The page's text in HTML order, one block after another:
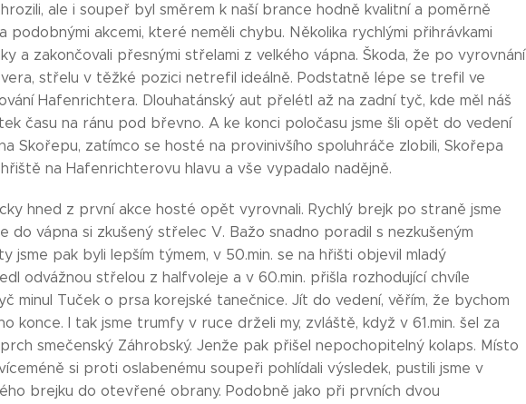
ale i soupeř byl směrem k naší brance hodně kvalitní a poměrně
podobnými akcemi, které neměli chybu. Několika rychlými přihrávkami
a zakončovali přesnými střelami z velkého vápna. Škoda, že po vyrovnání
střelu v těžké pozici netrefil ideálně. Podstatně lépe se trefil ve
Hafenrichtera. Dlouhatánský aut přelétl až na zadní tyč, kde měl náš
času na ránu pod břevno. A ke konci poločasu jsme šli opět do vedení
Skořepu, zatímco se hosté na provinivšího spoluhráče zlobili, Skořepa
na Hafenrichterovu hlavu a vše vypadalo nadějně.
hned z první akce hosté opět vyrovnali. Rychlý brejk po straně jsme
do vápna si zkušený střelec V. Bažo snadno poradil s nezkušeným
jsme pak byli lepším týmem, v 50.min. se na hřišti objevil mladý
odvážnou střelou z halfvoleje a v 60.min. přišla rozhodující chvíle
minul Tuček o prsa korejské tanečnice. Jít do vedení, věřím, že bychom
konce. I tak jsme trumfy v ruce drželi my, zvláště, když v 61.min. šel za
smečenský Záhrobský. Jenže pak přišel nepochopitelný kolaps. Místo
si proti oslabenému soupeři pohlídali výsledek, pustili jsme v
brejku do otevřené obrany. Podobně jako při prvních dvou